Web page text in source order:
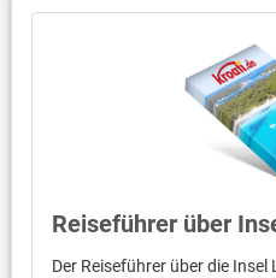
Reiseführer über
Der Reiseführer über die